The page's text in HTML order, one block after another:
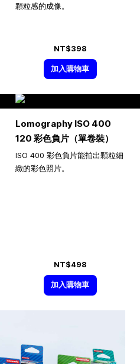
顆粒感的成像。
NT$398
加入購物車
Lomography ISO 400
120 彩色負片（單卷裝）
ISO 400 彩色負片能拍出顆粒細
緻的彩色照片。
NT$498
加入購物車